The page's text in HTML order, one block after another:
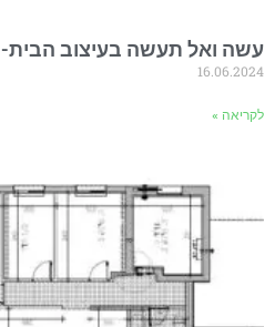
עשה ואל תעשה בעיצוב הבית- 8 טעויות עיצוב נפוצות
16.06.2024
לקריאה »